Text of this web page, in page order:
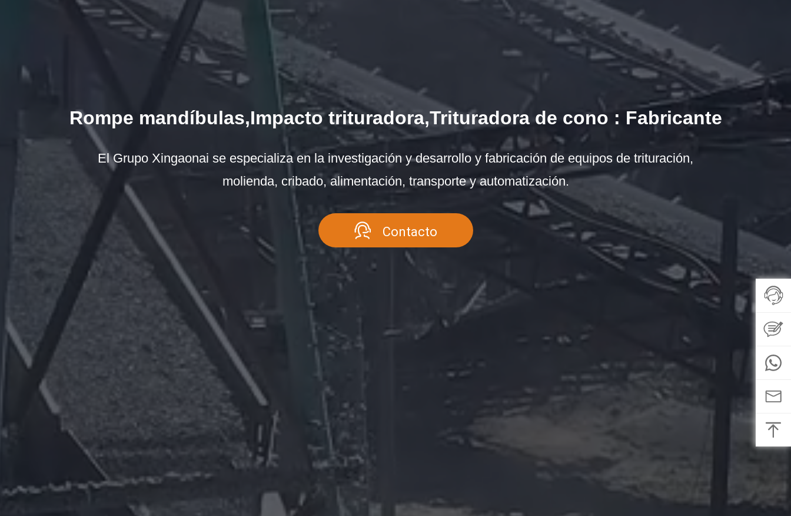
Rompe mandíbulas,Impacto trituradora,Trituradora de cono : Fabricante
El Grupo Xingaonai se especializa en la investigación y desarrollo y fabricación de equipos de trituración,
molienda, cribado, alimentación, transporte y automatización.
Contacto